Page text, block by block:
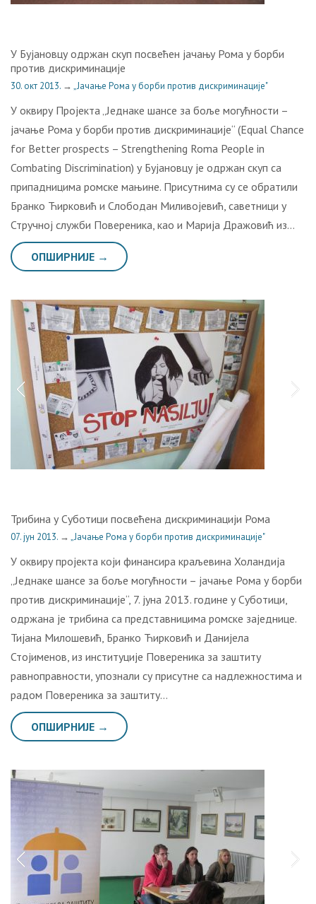
У Бујановцу одржан скуп посвећен јачању Рома у борби
против дискриминације
30. окт 2013. → „Јачање Рома у борби против дискриминације"
У оквиру Пројекта „Једнаке шансе за боље могућности –
јачање Рома у борби против дискриминације“ (Equal Chance
for Better prospects – Strengthening Roma People in
Combating Discrimination) у Бујановцу је одржан скуп са
припадницима ромске мањине. Присутнима су се обратили
Бранко Ћирковић и Слободан Миливојевић, саветници у
Стручној служби Повереника, као и Марија Дражовић из…
ОПШИРНИЈЕ →
Трибина у Суботици посвећена дискриминацији Рома
07. јун 2013. → „Јачање Рома у борби против дискриминације"
У оквиру пројекта који финансира краљевина Холандија
„Једнаке шансе за боље могућности – јачање Рома у борби
против дискриминације“, 7. јуна 2013. године у Суботици,
одржана је трибина са представницима ромске заједнице.
Тијана Милошевић, Бранко Ћирковић и Данијела
Стојименов, из институције Повереника за заштиту
равноправности, упознали су присутне са надлежностима и
радом Повереника за заштиту…
ОПШИРНИЈЕ →